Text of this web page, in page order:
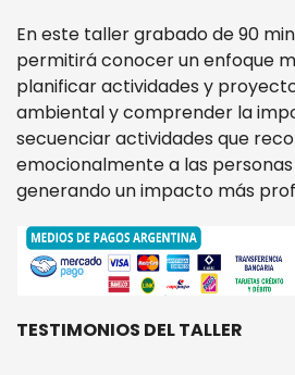
En este taller grabado de 90
permitirá conocer un enfoque
planificar actividades y
ambiental y comprender la
secuenciar actividades que
emocionalmente a las
generando un impacto más
TESTIMONIOS DEL TALLER